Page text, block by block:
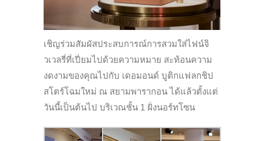
เชิญร่วมสัมผัสประสบการณ์การสวมใส่ไฟน์จิ
วเวลรี่ที่เปี่ยมไปด้วยความหมาย สะท้อนความ
งดงามของคุณไปกับ เดอมอนด์ บูติกแฟลกชิป
สโตร์โฉมใหม่ ณ สยามพารากอน ได้แล้วตั้งแต่
วันนี้เป็นต้นไป บริเวณชั้น 1 ฝั่งนอร์ทโซน